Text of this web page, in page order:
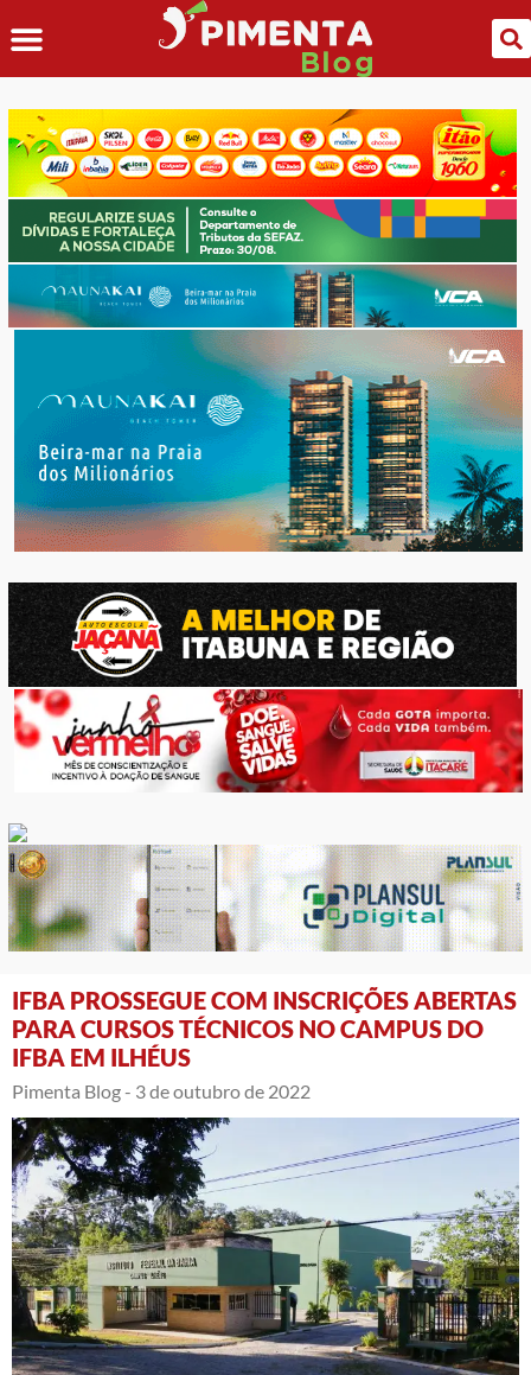
IFBA PROSSEGUE COM INSCRIÇÕES ABERTAS
PARA CURSOS TÉCNICOS NO CAMPUS DO
IFBA EM ILHÉUS
Pimenta Blog - 3 de outubro de 2022